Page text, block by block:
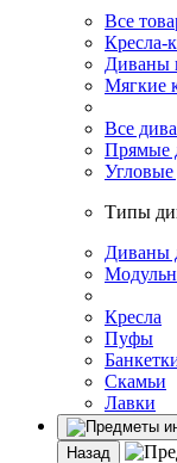
Все
Кресла-
Диваны
Мягкие
Все
Прямые
Типы
Диваны
Кресла
Пуфы
Скамьи
Лавки
Назад